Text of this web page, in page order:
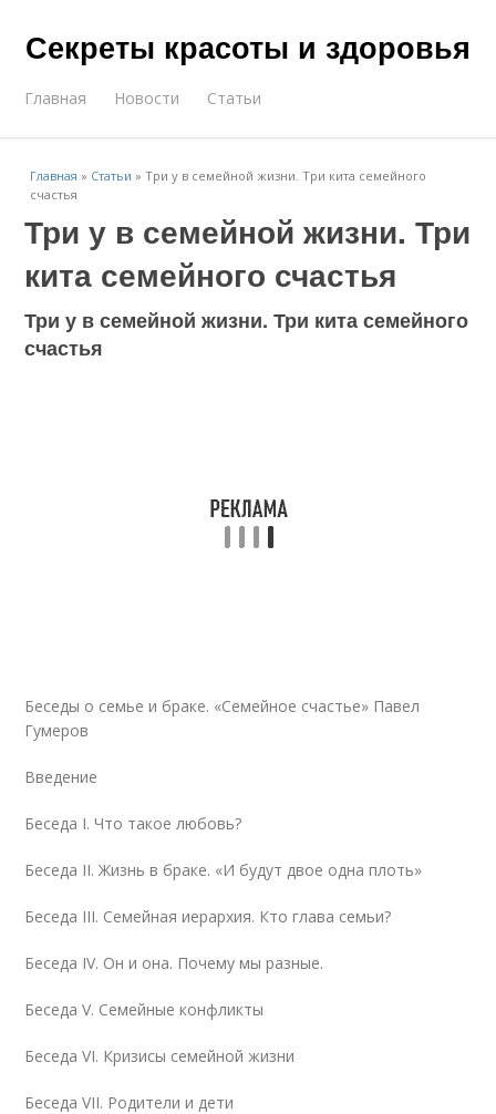
Секреты красоты и здоровья
Главная Новости Статьи
Главная » Статьи »Три у в семейной жизни. Три кита семейного
счастья
Три у в семейной жизни. Три
кита семейного счастья
Три у в семейной жизни. Три кита семейного
счастья
Беседы о семье и браке. «Семейное счастье» Павел
Гумеров
Введение
Беседа I. Что такое любовь?
Беседа II. Жизнь в браке. «И будут двое одна плоть»
Беседа III. Семейная иерархия. Кто глава семьи?
Беседа IV. Он и она. Почему мы разные.
Беседа V. Семейные конфликты
Беседа VI. Кризисы семейной жизни
Беседа VII. Родители и дети